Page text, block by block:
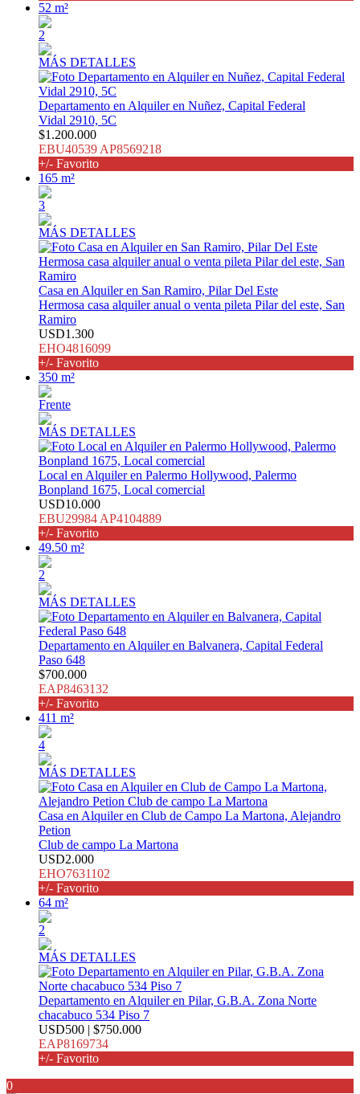
52 m²
2
MÁS DETALLES
Departamento en Alquiler en Nuñez, Capital Federal
Vidal 2910, 5C
$1.200.000
EBU40539 AP8569218
+/- Favorito
165 m²
3
MÁS DETALLES
Casa en Alquiler en San Ramiro, Pilar Del Este
Hermosa casa alquiler anual o venta pileta Pilar del este, San
Ramiro
USD1.300
EHO4816099
+/- Favorito
350 m²
Frente
MÁS DETALLES
Local en Alquiler en Palermo Hollywood, Palermo
Bonpland 1675, Local comercial
USD10.000
EBU29984 AP4104889
+/- Favorito
49.50 m²
2
MÁS DETALLES
Departamento en Alquiler en Balvanera, Capital Federal
Paso 648
$700.000
EAP8463132
+/- Favorito
411 m²
4
MÁS DETALLES
Casa en Alquiler en Club de Campo La Martona, Alejandro
Petion
Club de campo La Martona
USD2.000
EHO7631102
+/- Favorito
64 m²
2
MÁS DETALLES
Departamento en Alquiler en Pilar, G.B.A. Zona Norte
chacabuco 534 Piso 7
USD500 | $750.000
EAP8169734
+/- Favorito
0